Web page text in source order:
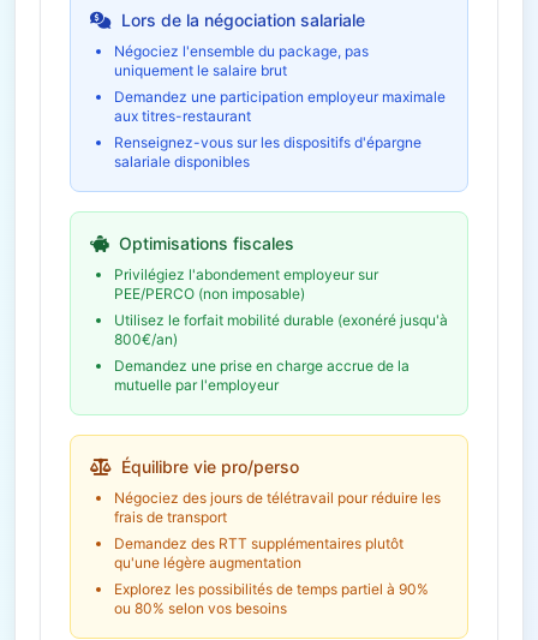
Lors de la négociation salariale
Négociez l'ensemble du package, pas
uniquement le salaire brut
Demandez une participation employeur maximale
aux titres-restaurant
Renseignez-vous sur les dispositifs d'épargne
salariale disponibles
Optimisations fiscales
Privilégiez l'abondement employeur sur
PEE/PERCO (non imposable)
Utilisez le forfait mobilité durable (exonéré jusqu'à
800€/an)
Demandez une prise en charge accrue de la
mutuelle par l'employeur
Équilibre vie pro/perso
Négociez des jours de télétravail pour réduire les
frais de transport
Demandez des RTT supplémentaires plutôt
qu'une légère augmentation
Explorez les possibilités de temps partiel à 90%
ou 80% selon vos besoins